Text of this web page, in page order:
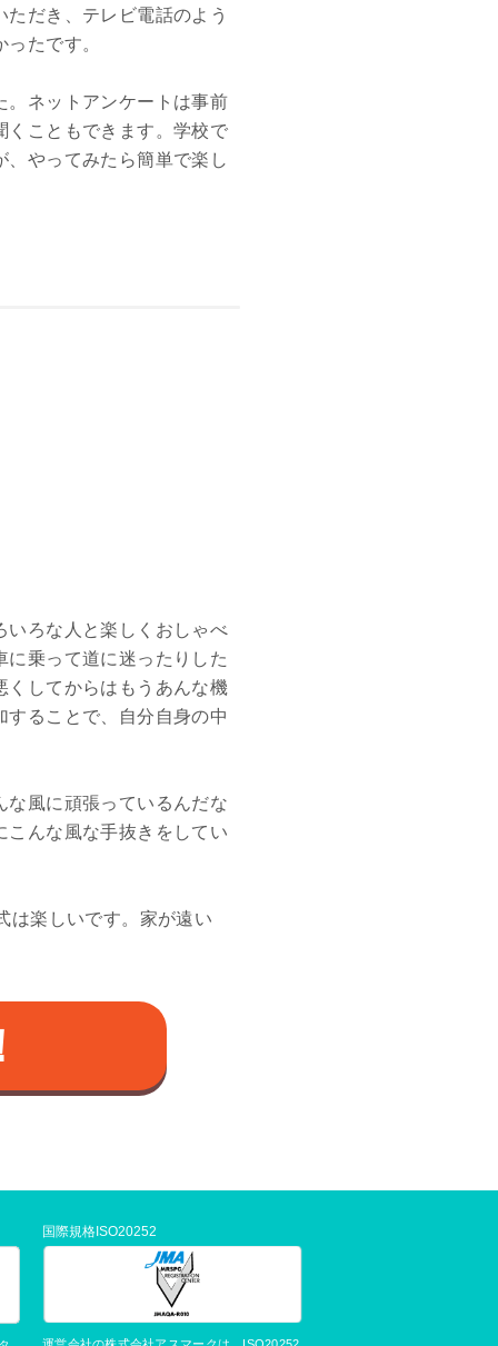
だき、テレビ電話のよう
たです。
。ネットアンケートは事前
くこともできます。学校で
やってみたら簡単で楽し
いろな人と楽しくおしゃべ
乗って道に迷ったりした
くしてからはもうあんな機
ることで、自分自身の中
な風に頑張っているんだな
こんな風な手抜きをしてい
は楽しいです。家が遠い
国際規格ISO20252